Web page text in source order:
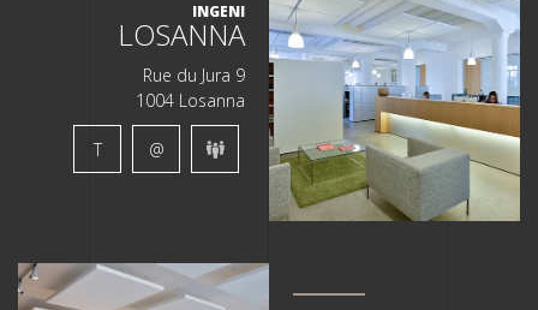
INGENI
LOSANNA
Rue du Jura 9
1004 Losanna
T @